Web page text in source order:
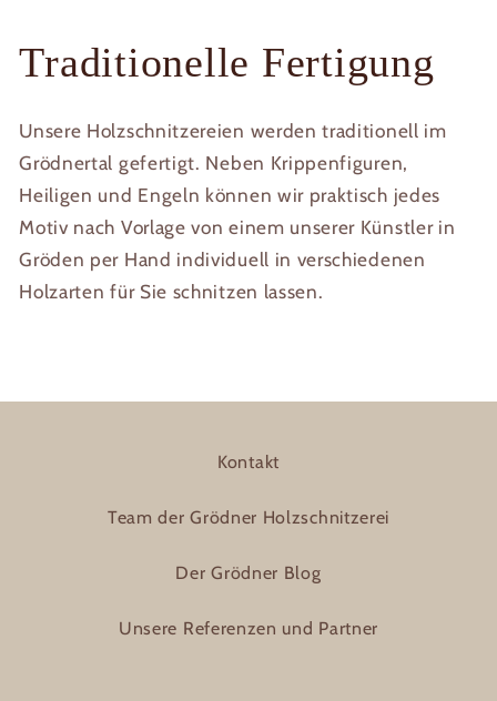
Traditionelle Fertigung
Unsere Holzschnitzereien werden traditionell im
Grödnertal gefertigt. Neben Krippenfiguren,
Heiligen und Engeln können wir praktisch jedes
Motiv nach Vorlage von einem unserer Künstler in
Gröden per Hand individuell in verschiedenen
Holzarten für Sie schnitzen lassen.
Kontakt
Team der Grödner Holzschnitzerei
Der Grödner Blog
Unsere Referenzen und Partner